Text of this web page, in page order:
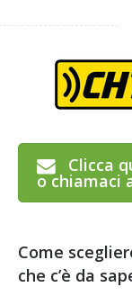
Clicca
o chiamaci
Come
che c’è da